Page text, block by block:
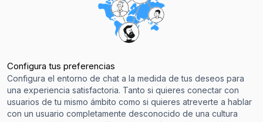
Configura tus preferencias
Configura el entorno de chat a la medida de tus deseos para
una experiencia satisfactoria. Tanto si quieres conectar con
usuarios de tu mismo ámbito como si quieres atreverte a hablar
con un usuario completamente desconocido de una cultura